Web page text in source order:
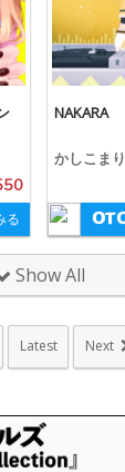
る
NAKARA
かしこまり
Show All
Latest Next